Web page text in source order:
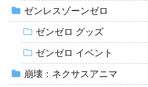
ゼンレスゾーンゼロ
ゼンゼロ グッズ
ゼンゼロ イベント
崩壊：ネクサスアニマ